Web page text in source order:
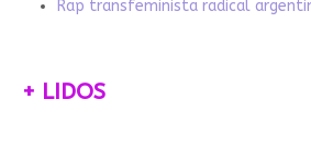
Rap transfeminista radical
+ LIDOS